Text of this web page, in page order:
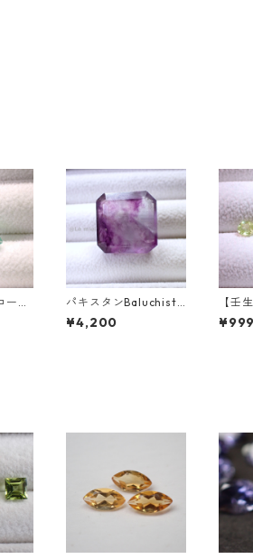
ーラ
パキスタンBaluchista
n鉱山産フローライト
スクエアカットルース
¥4,200
【壬
下旬
ル産